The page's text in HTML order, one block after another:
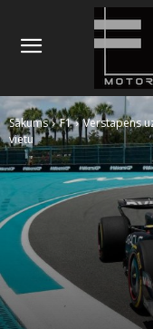
Sākums F1
Verstapens
vietu